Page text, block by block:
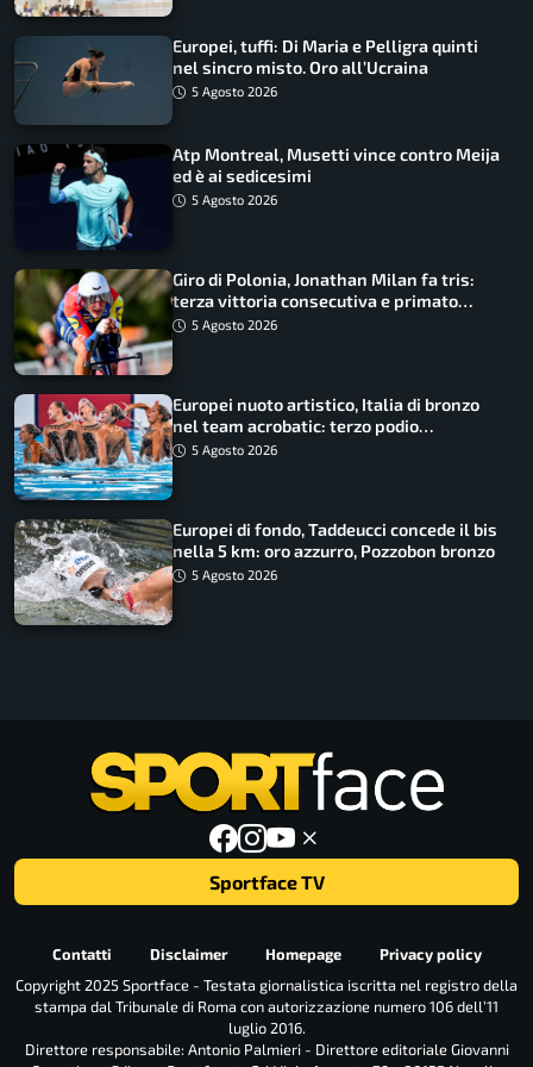
Europei, tuffi: Di Maria e Pelligra quinti
nel sincro misto. Oro all’Ucraina
5 Agosto 2026
Atp Montreal, Musetti vince contro Meija
ed è ai sedicesimi
5 Agosto 2026
Giro di Polonia, Jonathan Milan fa tris:
terza vittoria consecutiva e primato
rafforzato
5 Agosto 2026
Europei nuoto artistico, Italia di bronzo
nel team acrobatic: terzo podio
consecutivo
5 Agosto 2026
Europei di fondo, Taddeucci concede il bis
nella 5 km: oro azzurro, Pozzobon bronzo
5 Agosto 2026
Sportface TV
Contatti Disclaimer Homepage
Privacy policy
Copyright 2025 Sportface - Testata giornalistica iscritta nel registro della
stampa dal Tribunale di Roma con autorizzazione numero 106 dell’11
luglio 2016.
Direttore responsabile: Antonio Palmieri - Direttore editoriale Giovanni